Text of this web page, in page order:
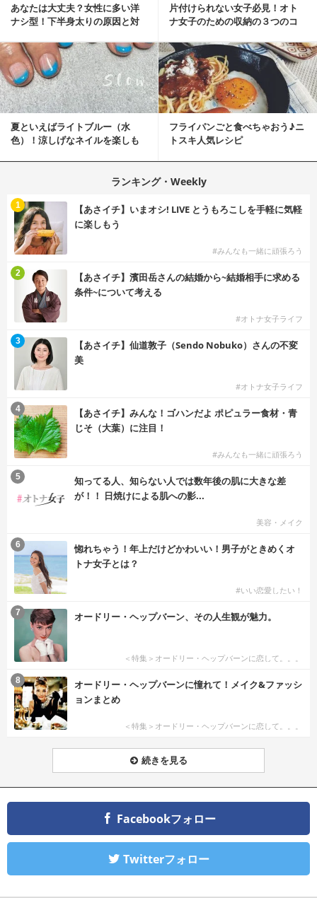
あなたは大丈夫？女性に多い洋
ナシ型！下半身太りの原因と対
片付けられない女子必見！オト
ナ女子のための収納の３つのコ
夏といえばライトブルー（水
色）！涼しげなネイルを楽しも
フライパンごと食べちゃおう♪ニ
トスキ人気レシピ
ランキング・Weekly
【あさイチ】いまオシ! LIVE とうもろこしを手軽に気軽
に楽しもう
#みんなも一緒に頑張ろう
1
【あさイチ】濱田岳さんの結婚から~結婚相手に求める
条件~について考える
#オトナ女子ライフ
2
【あさイチ】仙道敦子（Sendo Nobuko）さんの不変
美
#オトナ女子ライフ
3
【あさイチ】みんな！ゴハンだよ ポピュラー食材・青
じそ（大葉）に注目！
#みんなも一緒に頑張ろう
4
知ってる人、知らない人では数年後の肌に大きな差
が！！ 日焼けによる肌への影...
美容・メイク
5
惚れちゃう！年上だけどかわいい！男子がときめくオ
トナ女子とは？
#いい恋愛したい！
6
オードリー・ヘップバーン、その人生観が魅力。
＜特集＞オードリー・ヘップバーンに恋して。。。
7
オードリー・ヘップバーンに憧れて！メイク&ファッシ
ョンまとめ
＜特集＞オードリー・ヘップバーンに恋して。。。
8
続きを見る
Facebookフォロー
Twitterフォロー